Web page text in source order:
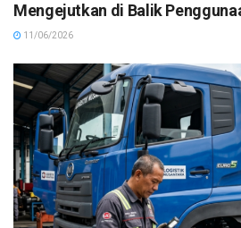
Mengejutkan di Balik
11/06/2026